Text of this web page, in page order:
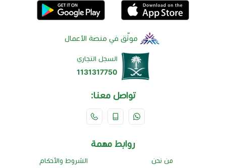
موثّق في منصة الأعمال
السجل التجاري
1131317750
تواصل معنا:
روابط مهمة
من نحن الشروط والأحكام